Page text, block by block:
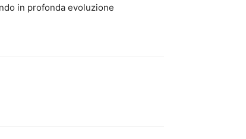
in profonda evoluzione